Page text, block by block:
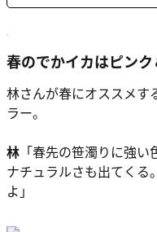
春のでかイカはピン
林さんが春にオススメす
ラー。
林 「春先の笹濁りに強い
ナチュラルさも出てくる
よ」